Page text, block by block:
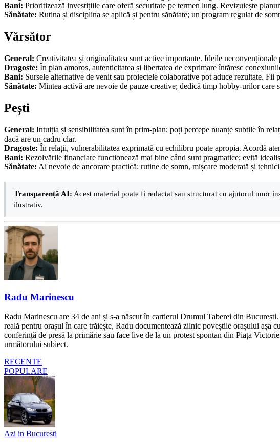
Bani: Prioritizează investițiile care oferă securitate pe termen lung. Revizuiește
Sănătate: Rutina și disciplina se aplică și pentru sănătate; un program regulat de
Vărsător
General: Creativitatea și originalitatea sunt active importante. Ideile
Dragoste: În plan amoros, autenticitatea și libertatea de exprimare întăresc
Bani: Sursele alternative de venit sau proiectele colaborative pot aduce rezultate.
Sănătate: Mintea activă are nevoie de pauze creative; dedică timp hobby-urilor care
Pești
General: Intuiția și sensibilitatea sunt în prim-plan; poți percepe nuanțe subtile în
dacă are un cadru clar.
Dragoste: În relații, vulnerabilitatea exprimată cu echilibru poate apropia. Acordă
Bani: Rezolvările financiare functionează mai bine când sunt pragmatice; evită
Sănătate: Ai nevoie de ancorare practică: rutine de somn, mișcare moderată și
Transparență AI: Acest material poate fi redactat sau structurat cu ajutorul unor
ilustrativ.
Radu Marinescu
Radu Marinescu are 34 de ani și s-a născut în cartierul Drumul Taberei din
reală pentru orașul în care trăiește, Radu documentează zilnic poveștile orașului așa
conferință de presă la primărie sau face live de la un protest spontan din Piața
următorului subiect.
RECENTE
POPULARE
Azi in Bucuresti